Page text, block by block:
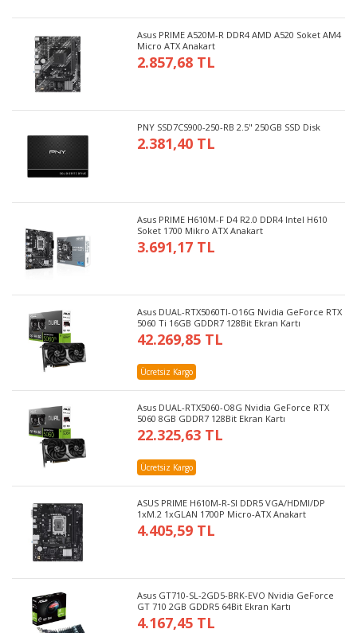
Asus PRIME A520M-R DDR4 AMD A520 Soket AM4
Micro ATX Anakart
2.857,68 TL
PNY SSD7CS900-250-RB 2.5" 250GB SSD Disk
2.381,40 TL
Asus PRIME H610M-F D4 R2.0 DDR4 Intel H610
Soket 1700 Mikro ATX Anakart
3.691,17 TL
Asus DUAL-RTX5060TI-O16G Nvidia GeForce RTX
5060 Ti 16GB GDDR7 128Bit Ekran Kartı
42.269,85 TL
Ücretsiz Kargo
Asus DUAL-RTX5060-O8G Nvidia GeForce RTX
5060 8GB GDDR7 128Bit Ekran Kartı
22.325,63 TL
Ücretsiz Kargo
ASUS PRIME H610M-R-SI DDR5 VGA/HDMI/DP
1xM.2 1xGLAN 1700P Micro-ATX Anakart
4.405,59 TL
Asus GT710-SL-2GD5-BRK-EVO Nvidia GeForce
GT 710 2GB GDDR5 64Bit Ekran Kartı
4.167,45 TL